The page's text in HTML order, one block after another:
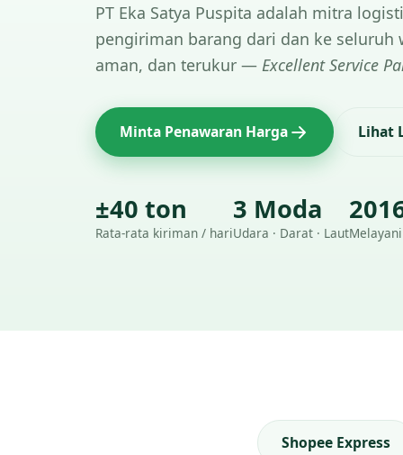
PT Eka Satya Puspita adalah mitra
pengiriman barang dari dan ke seluruh
aman, dan terukur — Excellent Service
Minta Penawaran Harga Lihat
±40 ton
Rata-rata kiriman / hari
3 Moda
Udara · Darat · Laut
Shopee Express